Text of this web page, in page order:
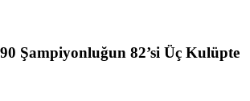
Şampiyonluğun 82’si Üç Kulüpte